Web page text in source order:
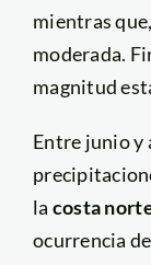
mientras
moderada.
magnitud
Entre junio y
la costa
ocurrencia